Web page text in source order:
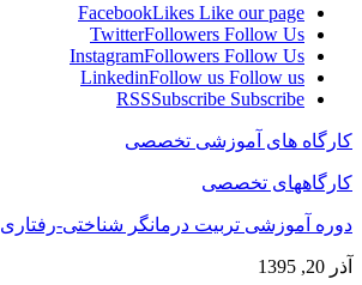
FacebookLikes Like our page
TwitterFollowers Follow Us
InstagramFollowers Follow Us
LinkedinFollow us Follow us
RSSSubscribe Subscribe
کارگاه های آموزشی تخصصی
کارگاههای تخصصی
دوره آموزشی تربیت درمانگر شناختی-رفتاری
آذر 20, 1395